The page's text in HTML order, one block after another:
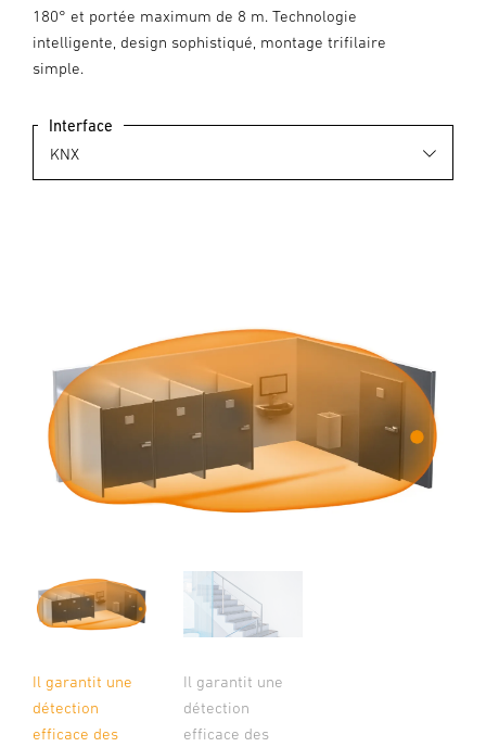
180° et portée maximum de 8 m. Technologie
intelligente, design sophistiqué, montage trifilaire
simple.
Interface
Il garantit une
détection
efficace des
Il garantit une
détection
efficace des